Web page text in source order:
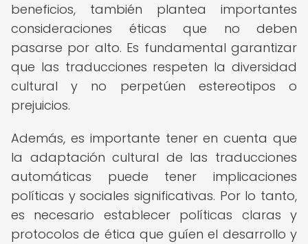
beneficios, también plantea importantes
consideraciones éticas que no deben
pasarse por alto. Es fundamental garantizar
que las traducciones respeten la diversidad
cultural y no perpetúen estereotipos o
prejuicios.
Además, es importante tener en cuenta que
la adaptación cultural de las traducciones
automáticas puede tener implicaciones
políticas y sociales significativas. Por lo tanto,
es necesario establecer políticas claras y
protocolos de ética que guíen el desarrollo y